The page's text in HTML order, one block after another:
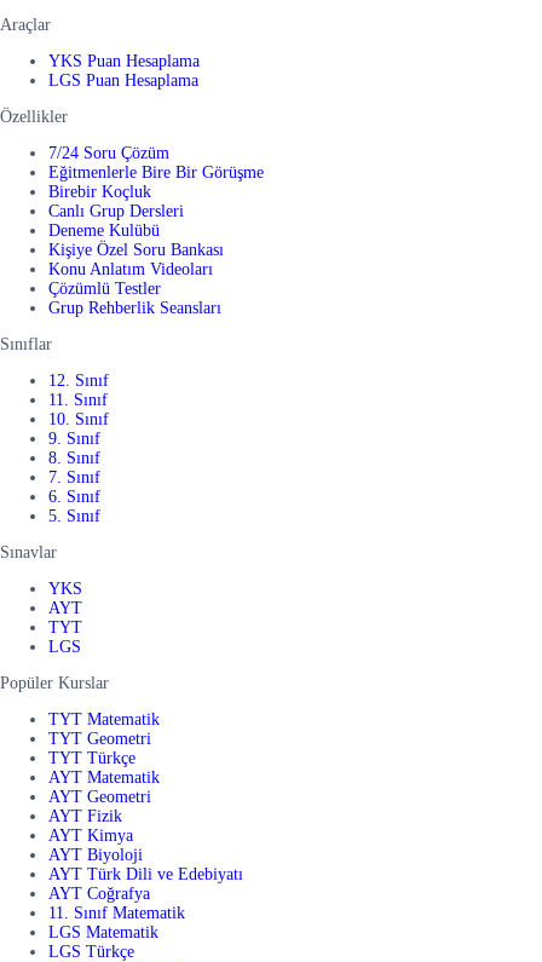
Araçlar
YKS Puan Hesaplama
LGS Puan Hesaplama
Özellikler
7/24 Soru Çözüm
Eğitmenlerle Bire Bir Görüşme
Birebir Koçluk
Canlı Grup Dersleri
Deneme Kulübü
Kişiye Özel Soru Bankası
Konu Anlatım Videoları
Çözümlü Testler
Grup Rehberlik Seansları
Sınıflar
12. Sınıf
11. Sınıf
10. Sınıf
9. Sınıf
8. Sınıf
7. Sınıf
6. Sınıf
5. Sınıf
Sınavlar
YKS
AYT
TYT
LGS
Popüler Kurslar
TYT Matematik
TYT Geometri
TYT Türkçe
AYT Matematik
AYT Geometri
AYT Fizik
AYT Kimya
AYT Biyoloji
AYT Türk Dili ve Edebiyatı
AYT Coğrafya
11. Sınıf Matematik
LGS Matematik
LGS Türkçe